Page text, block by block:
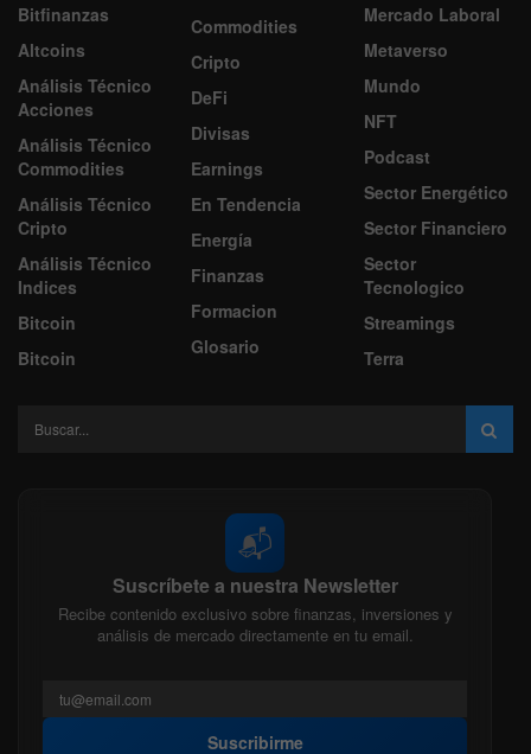
Bitfinanzas
Altcoins
Análisis Técnico
Acciones
Análisis Técnico
Commodities
Análisis Técnico
Cripto
Análisis Técnico
Indices
Bitcoin
Bitcoin
Commodities
Cripto
DeFi
Divisas
Earnings
En Tendencia
Energía
Finanzas
Formacion
Glosario
Mercado Laboral
Metaverso
Mundo
NFT
Podcast
Sector Energético
Sector Financiero
Sector
Tecnologico
Streamings
Terra
📬
Suscríbete a nuestra Newsletter
Recibe contenido exclusivo sobre finanzas, inversiones y
análisis de mercado directamente en tu email.
Suscribirme